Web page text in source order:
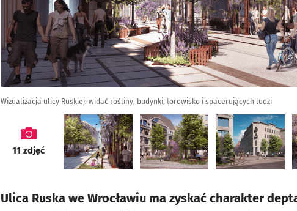
Wizualizacja ulicy Ruskiej: widać rośliny, budynki, torowisko i spacerujących ludzi
galeria
11 zdjęć
Ulica Ruska we Wrocławiu ma zyskać charakter